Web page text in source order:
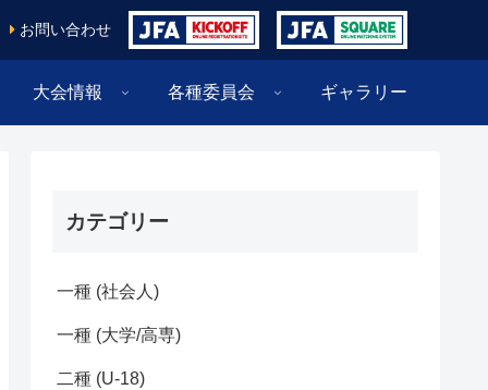
お問い合わせ
大会情報 各種委員会 ギャラリー
カテゴリー
一種 (社会人)
一種 (大学/高専)
二種 (U-18)